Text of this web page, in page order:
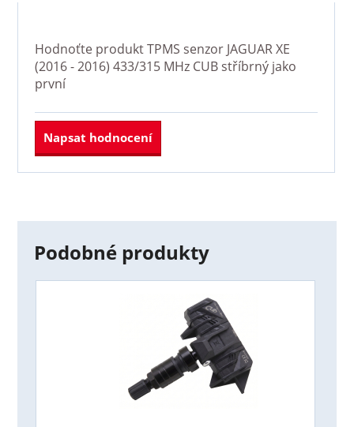
Hodnoťte produktTPMS senzor JAGUAR XE
(2016 - 2016) 433/315 MHz CUB stříbrnýjako
první
Napsat hodnocení
Podobné produkty